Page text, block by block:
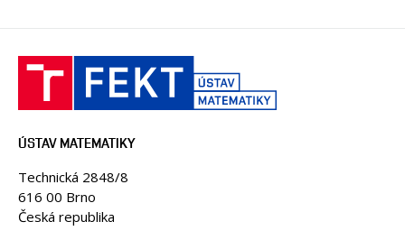
ÚSTAV MATEMATIKY
Technická 2848/8
616 00 Brno
Česká republika